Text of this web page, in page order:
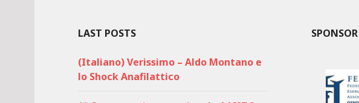
LAST POSTS
(Italiano) Verissimo – Aldo Montano e
lo Shock Anafilattico